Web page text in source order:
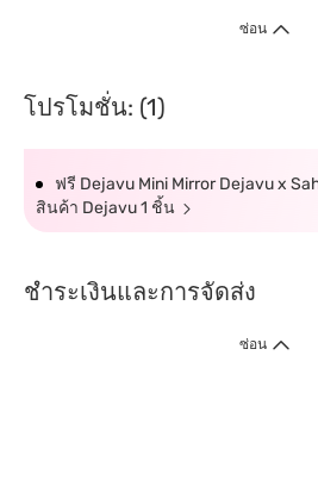
ซ่อน
โปรโมชั่น: (1)
ฟรี Dejavu Mini Mirror Dejavu x
สินค้า Dejavu 1 ชิ้น
ชำระเงินและการจัดส่ง
ซ่อน